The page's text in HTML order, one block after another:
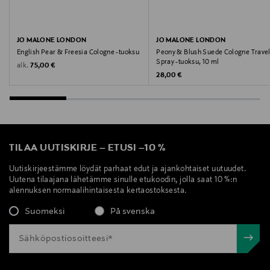
JO MALONE LONDON
English Pear & Freesia Cologne -tuoksu
alk. Original Price
75,00 €
JO MALONE LONDON
Peony & Blush Suede Cologne Travel
Spray -tuoksu, 10 ml
Original Price
28,00 €
TILAA UUTISKIRJE – ETUSI –10 %
Uutiskirjeestämme löydät parhaat edut ja ajankohtaiset uutuudet.
Uutena tilaajana lähetämme sinulle etukoodin, jolla saat 10 %:n
alennuksen normaalihintaisesta kertaostoksesta.
Suomeksi På svenska